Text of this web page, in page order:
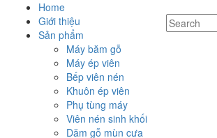
Home
Giới thiệu
Sản phẩm
Máy băm gỗ
Máy ép viên
Bếp viên nén
Khuôn ép viên
Phụ tùng máy
Viên nén sinh khối
Dăm gỗ mùn cưa